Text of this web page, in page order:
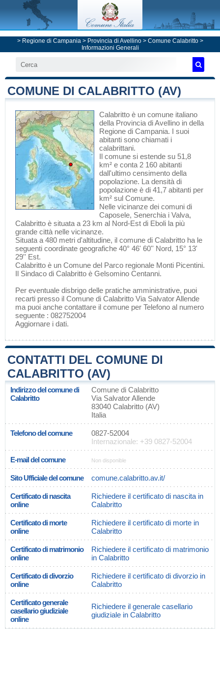
> Regione di Campania> Provincia di Avellino> Comune Calabritto>
Informazioni Generali
COMUNE DI CALABRITTO (AV)
Calabritto è un comune italiano
della Provincia di Avellino in della
Regione di Campania. I suoi
abitanti sono chiamati i
calabrittani.
Il comune si estende su 51,8
km² e conta 2 160 abitanti
dall'ultimo censimento della
popolazione. La densità di
popolazione è di 41,7 abitanti per
km² sul Comune.
Nelle vicinanze dei comuni di
Caposele, Senerchia i Valva,
Calabritto è situata a 23 km al Nord-Est di Eboli la più
grande città nelle vicinanze.
Situata a 480 metri d'altitudine, il comune di Calabritto ha le
seguenti coordinate geografiche 40° 46' 60'' Nord, 15° 13'
29'' Est.
Calabritto è un Comune del Parco regionale Monti Picentini.
Il Sindaco di Calabritto è Gelsomino Centanni.
Per eventuale disbrigo delle pratiche amministrative, puoi
recarti presso il Comune di Calabritto Via Salvator Allende
ma puoi anche contattare il comune per Telefono al numero
seguente : 082752004
Aggiornare i dati.
CONTATTI DEL COMUNE DI
CALABRITTO (AV)
Indirizzo del comune di
Calabritto
Comune di Calabritto
Via Salvator Allende
83040 Calabritto (AV)
Italia
Telefono del comune
0827-52004
Internazionale: +39 0827-52004
E-mail del comune Non disponible
Sito Ufficiale del comune comune.calabritto.av.it/
Certificato di nascita
online
Richiedere il certificato di nascita in
Calabritto
Certificato di morte
online
Richiedere il certificato di morte in
Calabritto
Certificato di matrimonio
online
Richiedere il certificato di matrimonio
in Calabritto
Certificato di divorzio
online
Richiedere il certificato di divorzio in
Calabritto
Certificato generale
casellario giudiziale
online
Richiedere il generale casellario
giudiziale in Calabritto